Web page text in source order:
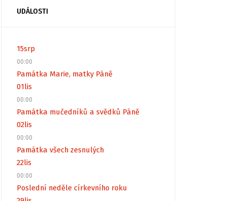
UDÁLOSTI
15srp
00:00
Památka Marie, matky Páně
01lis
00:00
Památka mučedníků a svědků Páně
02lis
00:00
Památka všech zesnulých
22lis
00:00
Poslední neděle církevního roku